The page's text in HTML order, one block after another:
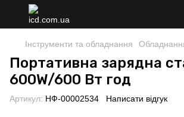
Інструменти та обладнання
Портативна зарядна
600W/600 Вт год
Артикул: НФ-00002534 Написати відгук